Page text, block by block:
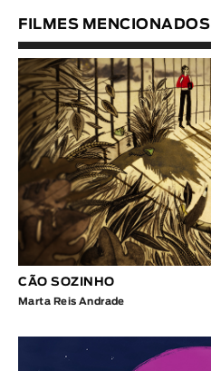
FILMES MENCIONADOS
CÃO SOZINHO
Marta Reis Andrade